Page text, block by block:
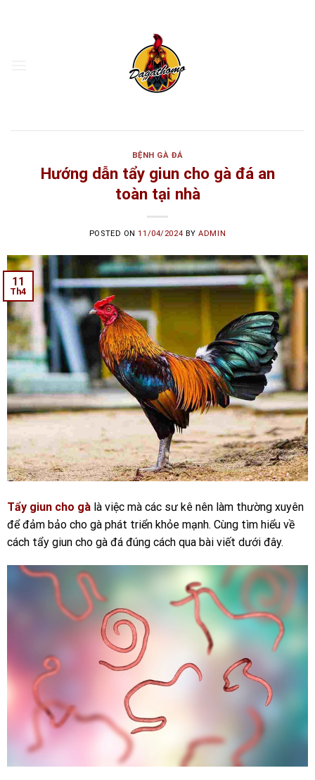
BỆNH GÀ ĐÁ
Hướng dẫn tẩy giun cho gà đá an
toàn tại nhà
POSTED ON11/04/2024 BYADMIN
11
Th4
Tẩy giun cho gà là việc mà các sư kê nên làm thường xuyên
để đảm bảo cho gà phát triển khỏe mạnh. Cùng tìm hiểu về
cách tẩy giun cho gà đá đúng cách qua bài viết dưới đây.